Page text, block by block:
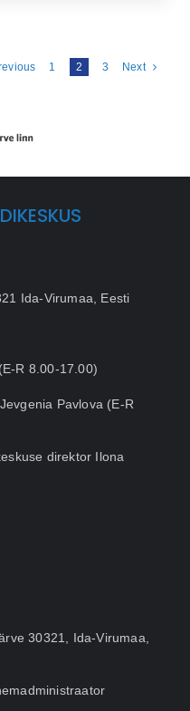
1 2 3 Next
Ida-Virumaa, Eesti
R 8.00-17.00)
Pavlova (E-R
direktor Ilona
30321, Ida-Virumaa,